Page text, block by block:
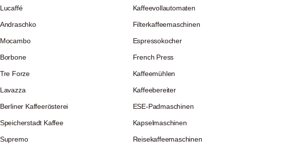
Lucaffé
Andraschko
Mocambo
Borbone
Tre Forze
Lavazza
Berliner Kaffeerösterei
Speicherstadt Kaffee
Supremo
Kaffeevollautomaten
Filterkaffeemaschinen
Espressokocher
French Press
Kaffeemühlen
Kaffeebereiter
ESE-Padmaschinen
Kapselmaschinen
Reisekaffeemaschinen